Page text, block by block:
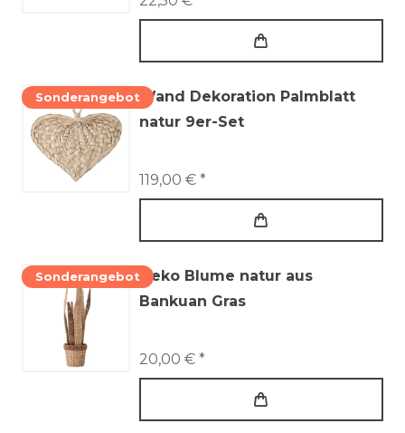
SonderangebotWand Dekoration Palmblatt
natur 9er-Set
119,00 € *
SonderangebotDeko Blume natur aus
Bankuan Gras
20,00 € *